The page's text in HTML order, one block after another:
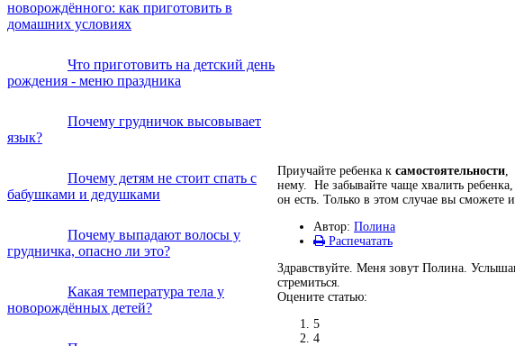
новорождённого: как приготовить в
домашних условиях
Что приготовить на детский день
рождения - меню праздника
Почему грудничок высовывает
язык?
Почему детям не стоит спать с
бабушками и дедушками
Почему выпадают волосы у
грудничка, опасно ли это?
Какая температура тела у
новорождённых детей?
Приучайте ребенка к самостоятельности
нему. Не забывайте чаще хвалить
он есть. Только в этом случае вы сможете
Автор: Полина
Распечатать
Здравствуйте. Меня зовут Полина.
стремиться.
Оцените статью:
5
4